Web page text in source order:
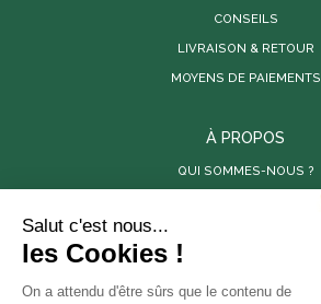
CONSEILS
LIVRAISON & RETOUR
MOYENS DE PAIEMENTS
À PROPOS
QUI SOMMES-NOUS ?